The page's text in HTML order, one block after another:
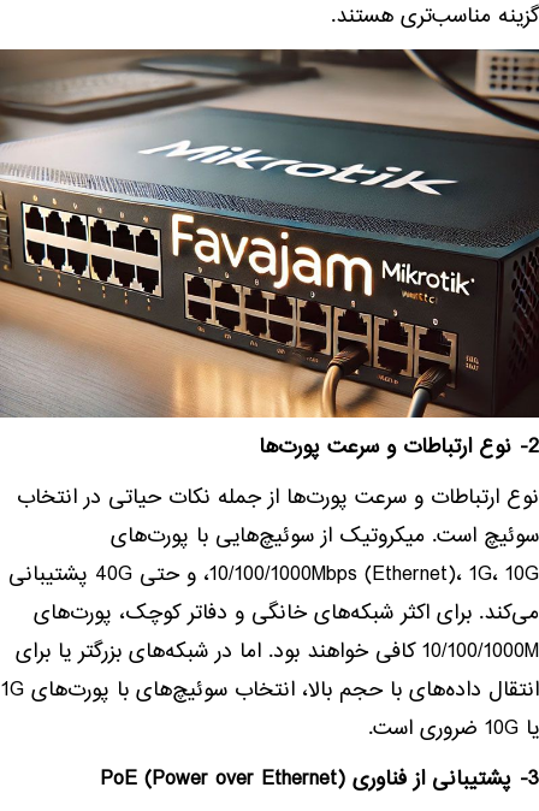
گزینه مناسب‌تری هستند.
2- نوع ارتباطات و سرعت پورت‌ها
نوع ارتباطات و سرعت پورت‌ها از جمله نکات حیاتی در انتخاب
سوئیچ است. میکروتیک از سوئیچ‌هایی با پورت‌های
10/100/1000Mbps (Ethernet)، 1G، 10G، و حتی 40G پشتیبانی
می‌کند. برای اکثر شبکه‌های خانگی و دفاتر کوچک، پورت‌های
10/100/1000M کافی خواهند بود. اما در شبکه‌های بزرگتر یا برای
انتقال داده‌های با حجم بالا، انتخاب سوئیچ‌های با پورت‌های 1G
یا 10G ضروری است.
3- پشتیبانی از فناوری PoE (Power over Ethernet)